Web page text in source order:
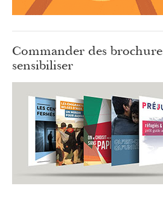
Commander des
sensibiliser